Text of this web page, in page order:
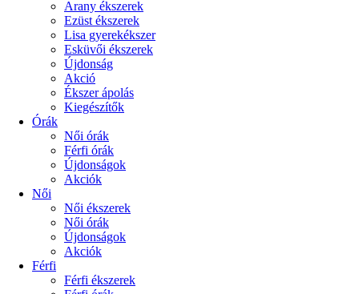
Arany ékszerek
Ezüst ékszerek
Lisa gyerekékszer
Esküvői ékszerek
Újdonság
Akció
Ékszer ápolás
Kiegészítők
Órák
Női órák
Férfi órák
Újdonságok
Akciók
Női
Női ékszerek
Női órák
Újdonságok
Akciók
Férfi
Férfi ékszerek